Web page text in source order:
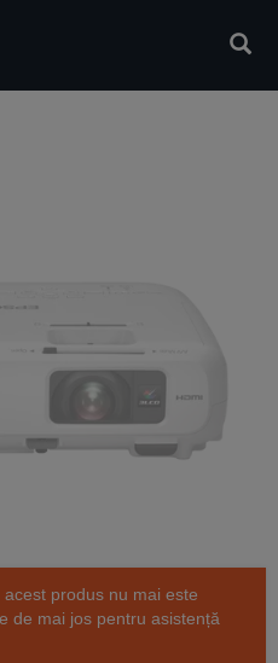
produs nu mai este
de mai jos pentru asistență